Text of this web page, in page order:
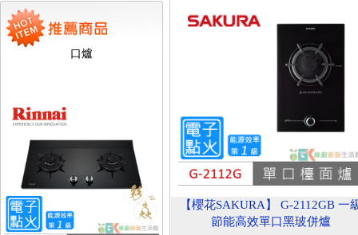
【林內Rinnai】 RB-L2600S(A)
彩焱系列 檯面式彩焱不銹鋼雙
口爐
【櫻花SAKURA】 G-2112GB 一
節能高效單口黑玻併爐